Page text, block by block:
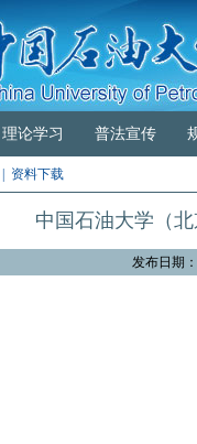
理论学习 普法宣传
| 资料下载
中国石油大学（
发布日期